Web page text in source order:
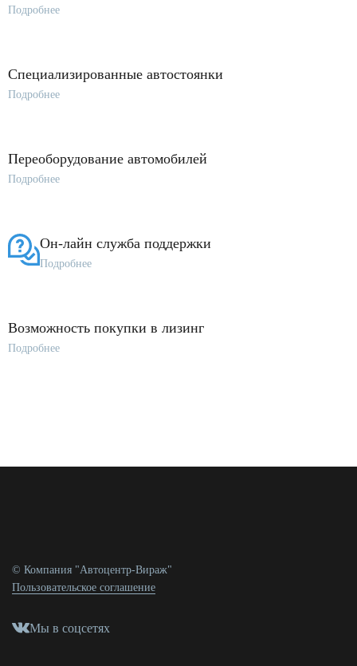
Подробнее
Специализированные автостоянки
Подробнее
Переоборудование автомобилей
Подробнее
Он-лайн служба поддержки
Подробнее
Возможность покупки в лизинг
Подробнее
© Компания "Автоцентр-Вираж"
Пользовательское соглашение
Мы в соцсетях